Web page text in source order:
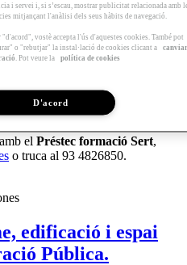
abans del 31 de maig (inclòs),
d'Estiu.
el Préstec formació Sert,
o truca al 93 4826850.
edificació i espai
Pública.
i servei i, si s’escau, mostrar publicitat relacionada amb
mitjançant l'anàlisi dels seus hàbits de navegació.
vostè accepta l'ús d'aquestes cookies. També pot
o "rebutjar" la instal·lació de cookies clicant a
canviar
. Pot veure la política de cookies
D'acord